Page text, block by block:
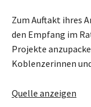
Zum Auftakt ihres
den Empfang im
Projekte
Koblenzerinnen
Quelle anzeigen